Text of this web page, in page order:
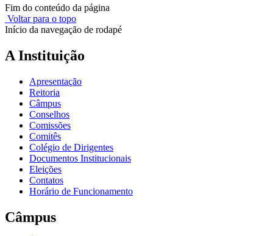
Fim do conteúdo da página
Voltar para o topo
Início da navegação de rodapé
A Instituição
Apresentação
Reitoria
Câmpus
Conselhos
Comissões
Comitês
Colégio de Dirigentes
Documentos Institucionais
Eleições
Contatos
Horário de Funcionamento
Câmpus